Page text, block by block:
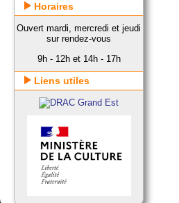
Horaires
Ouvert mardi, mercredi et jeudi
sur rendez-vous
9h - 12h et 14h - 17h
Liens utiles